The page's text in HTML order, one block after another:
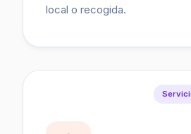
local o recogida.